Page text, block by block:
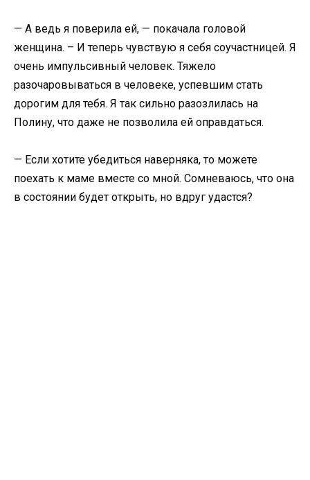
— А ведь я поверила ей, — покачала головой
женщина. – И теперь чувствую я себя соучастницей. Я
очень импульсивный человек. Тяжело
разочаровываться в человеке, успевшим стать
дорогим для тебя. Я так сильно разозлилась на
Полину, что даже не позволила ей оправдаться.
— Если хотите убедиться наверняка, то можете
поехать к маме вместе со мной. Сомневаюсь, что она
в состоянии будет открыть, но вдруг удастся?